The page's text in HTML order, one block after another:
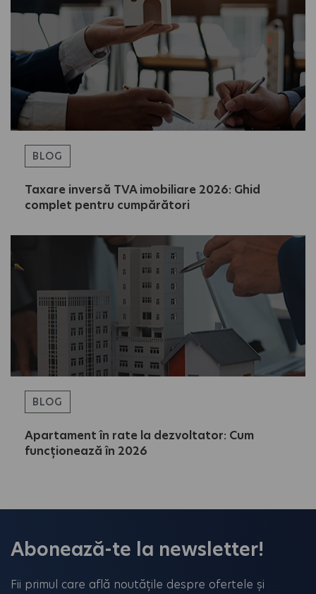
BLOG
Taxare inversă TVA imobiliare 2026: Ghid
complet pentru cumpărători
BLOG
Apartament în rate la dezvoltator: Cum
funcționează în 2026
Abonează-te la newsletter!
Fii primul care află noutățile despre ofertele și